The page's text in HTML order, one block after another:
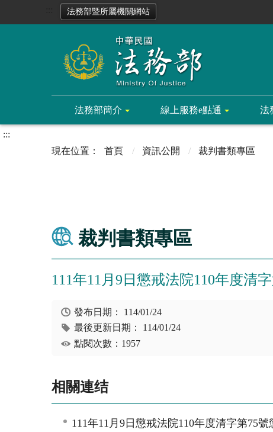
法務部暨所屬機關網站
法務部簡介 線上服務e點通 法
:::
首頁
資訊公開 裁判書類專區
裁判書類專區
111年11月9日懲戒法院110年度清
發布日期： 114/01/24
最後更新日期： 114/01/24
點閱次數：1957
相關連结
111年11月9日懲戒法院110年度清字第75號